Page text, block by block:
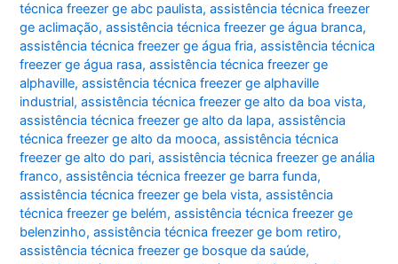
técnica freezer ge abc paulista,assistência técnica freezer
ge aclimação,assistência técnica freezer ge água branca,
assistência técnica freezer ge água fria,assistência técnica
freezer ge água rasa,assistência técnica freezer ge
alphaville,assistência técnica freezer ge alphaville
industrial,assistência técnica freezer ge alto da boa vista,
assistência técnica freezer ge alto da lapa,assistência
técnica freezer ge alto da mooca,assistência técnica
freezer ge alto do pari,assistência técnica freezer ge anália
franco,assistência técnica freezer ge barra funda,
assistência técnica freezer ge bela vista,assistência
técnica freezer ge belém,assistência técnica freezer ge
belenzinho,assistência técnica freezer ge bom retiro,
assistência técnica freezer ge bosque da saúde,